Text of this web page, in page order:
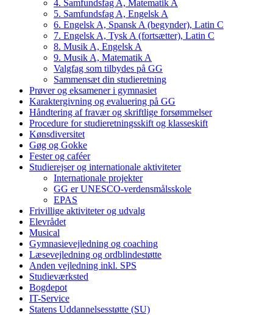
4. Samfundsfag A, Matematik A
5. Samfundsfag A, Engelsk A
6. Engelsk A, Spansk A (begynder), Latin C
7. Engelsk A, Tysk A (fortsætter), Latin C
8. Musik A, Engelsk A
9. Musik A, Matematik A
Valgfag som tilbydes på GG
Sammensæt din studieretning
Prøver og eksamener i gymnasiet
Karaktergivning og evaluering på GG
Håndtering af fravær og skriftlige forsømmelser
Procedure for studieretningsskift og klasseskift
Kønsdiversitet
Gøg og Gokke
Fester og caféer
Studierejser og internationale aktiviteter
Internationale projekter
GG er UNESCO-verdensmålsskole
EPAS
Frivillige aktiviteter og udvalg
Elevrådet
Musical
Gymnasievejledning og coaching
Læsevejledning og ordblindestøtte
Anden vejledning inkl. SPS
Studieværksted
Bogdepot
IT-Service
Statens Uddannelsesstøtte (SU)